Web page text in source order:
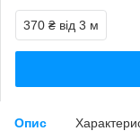
370 ₴ від 3 м
Опис